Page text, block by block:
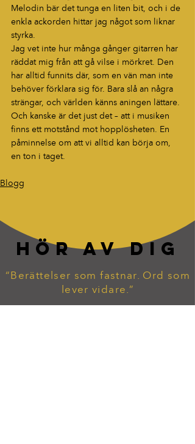
Melodin bär det tunga en liten bit, och i de
enkla ackorden hittar jag något som liknar
styrka.
Jag vet inte hur många gånger gitarren har
räddat mig från att gå vilse i mörkret. Den
har alltid funnits där, som en vän man inte
behöver förklara sig för. Bara slå an några
strängar, och världen känns aningen lättare.
Och kanske är det just det – att i musiken
finns ett motstånd mot hopplösheten. En
påminnelse om att vi alltid kan börja om,
en ton i taget.
Blogg
HÖR AV DIG
“Berättelser som fastnar. Ord som
lever vidare.”